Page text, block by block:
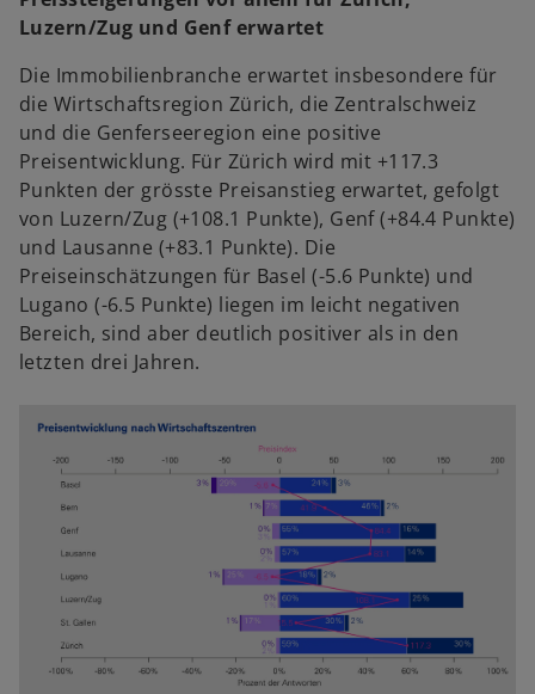
Luzern/Zug und Genf erwartet
Die Immobilienbranche erwartet insbesondere für
die Wirtschaftsregion Zürich, die Zentralschweiz
und die Genferseeregion eine positive
Preisentwicklung. Für Zürich wird mit +117.3
Punkten der grösste Preisanstieg erwartet, gefolgt
von Luzern/Zug (+108.1 Punkte), Genf (+84.4 Punkte)
und Lausanne (+83.1 Punkte). Die
Preiseinschätzungen für Basel (-5.6 Punkte) und
Lugano (-6.5 Punkte) liegen im leicht negativen
Bereich, sind aber deutlich positiver als in den
letzten drei Jahren.